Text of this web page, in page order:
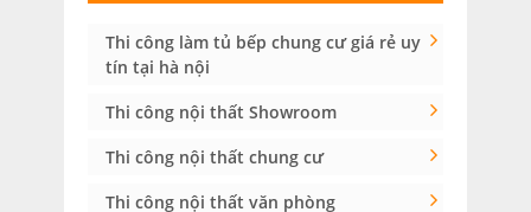
Thi công làm tủ bếp chung cư giá rẻ uy
tín tại hà nội
Thi công nội thất Showroom
Thi công nội thất chung cư
Thi công nội thất văn phòng